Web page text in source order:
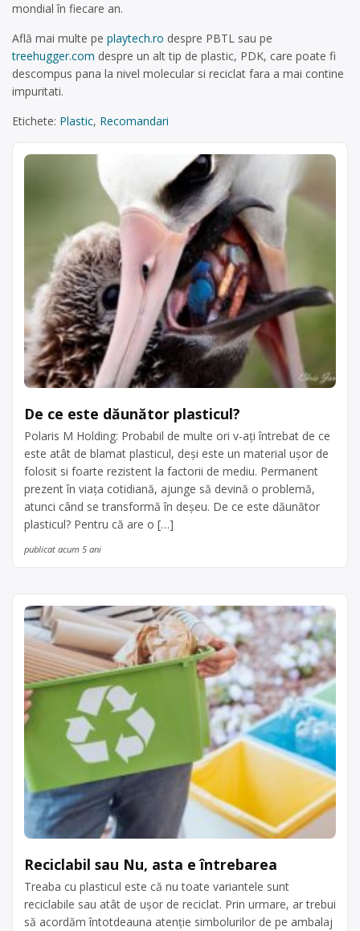
mondial în fiecare an.
Află mai multe pe playtech.ro despre PBTL sau pe
treehugger.com despre un alt tip de plastic, PDK, care poate fi
descompus pana la nivel molecular si reciclat fara a mai contine
impuritati.
Etichete: Plastic, Recomandari
De ce este dăunător plasticul?
Polaris M Holding: Probabil de multe ori v-ați întrebat de ce
este atât de blamat plasticul, deși este un material ușor de
folosit si foarte rezistent la factorii de mediu. Permanent
prezent în viața cotidiană, ajunge să devină o problemă,
atunci când se transformă în deșeu. De ce este dăunător
plasticul? Pentru că are o […]
publicat acum 5 ani
Reciclabil sau Nu, asta e întrebarea
Treaba cu plasticul este că nu toate variantele sunt
reciclabile sau atât de ușor de reciclat. Prin urmare, ar trebui
să acordăm întotdeauna atenție simbolurilor de pe ambalaj